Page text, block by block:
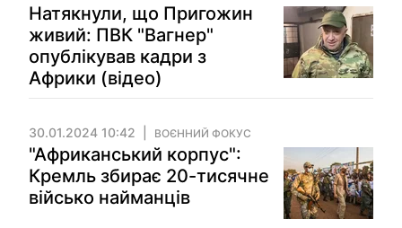
Натякнули, що Пригожин
живий: ПВК "Вагнер"
опублікував кадри з
Африки (відео)
30.01.2024 10:42 ВОЄННИЙ ФОКУС
"Африканський корпус":
Кремль збирає 20-тисячне
військо найманців